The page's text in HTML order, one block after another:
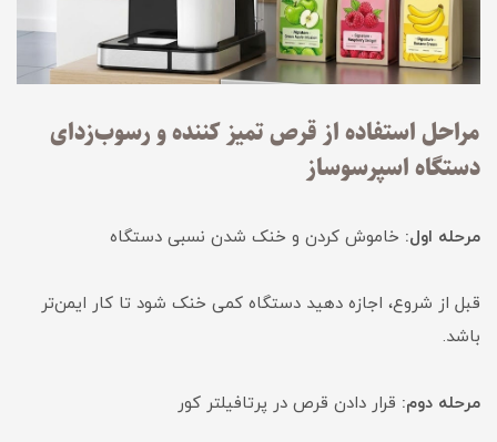
مراحل استفاده از قرص تمیز کننده و رسوب‌زدای
دستگاه اسپرسوساز
مرحله اول: خاموش کردن و خنک شدن نسبی دستگاه
قبل از شروع، اجازه دهید دستگاه کمی خنک شود تا کار ایمن‌تر
باشد.
مرحله دوم: قرار دادن قرص در پرتافیلتر کور